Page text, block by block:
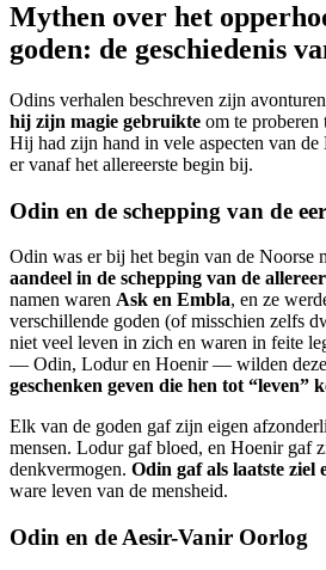
Mythen over het
goden: de geschiedenis
Odins verhalen beschreven zijn
hij zijn magie gebruikte om te
Hij had zijn hand in vele aspecten van
er vanaf het allereerste begin bij.
Odin en de schepping van de
Odin was er bij het begin van de Noorse
aandeel in de schepping van de
namen waren Ask en Embla, en ze
verschillende goden (of misschien zelfs
niet veel leven in zich en waren in feite
— Odin, Lodur en Hoenir — wilden deze
geschenken geven die hen tot “leven”
Elk van de goden gaf zijn eigen
mensen. Lodur gaf bloed, en Hoenir gaf
denkvermogen. Odin gaf als laatste ziel
ware leven van de mensheid.
Odin en de Aesir-Vanir Oorlog